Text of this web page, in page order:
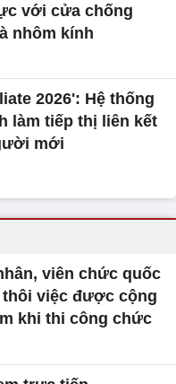
với cửa chống
nhôm kính
2026': Hệ thống
làm tiếp thị liên kết
mới
viên chức quốc
thôi việc được cộng
khi thi công chức